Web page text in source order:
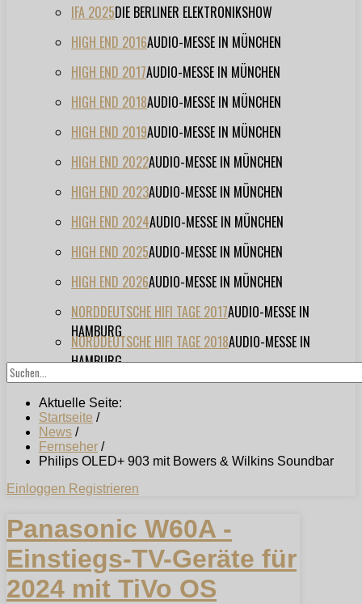
IFA 2025DIE BERLINER ELEKTRONIKSHOW
HIGH END 2016AUDIO-MESSE IN MÜNCHEN
HIGH END 2017AUDIO-MESSE IN MÜNCHEN
HIGH END 2018AUDIO-MESSE IN MÜNCHEN
HIGH END 2019AUDIO-MESSE IN MÜNCHEN
HIGH END 2022AUDIO-MESSE IN MÜNCHEN
HIGH END 2023AUDIO-MESSE IN MÜNCHEN
HIGH END 2024AUDIO-MESSE IN MÜNCHEN
HIGH END 2025AUDIO-MESSE IN MÜNCHEN
HIGH END 2026AUDIO-MESSE IN MÜNCHEN
NORDDEUTSCHE HIFI TAGE 2017AUDIO-MESSE IN
HAMBURG
NORDDEUTSCHE HIFI TAGE 2018AUDIO-MESSE IN
HAMBURG
Aktuelle Seite:
Startseite /
News /
Fernseher /
Philips OLED+ 903 mit Bowers & Wilkins Soundbar
Einloggen Registrieren
Panasonic W60A -
Einstiegs-TV-Geräte für
2024 mit TiVo OS